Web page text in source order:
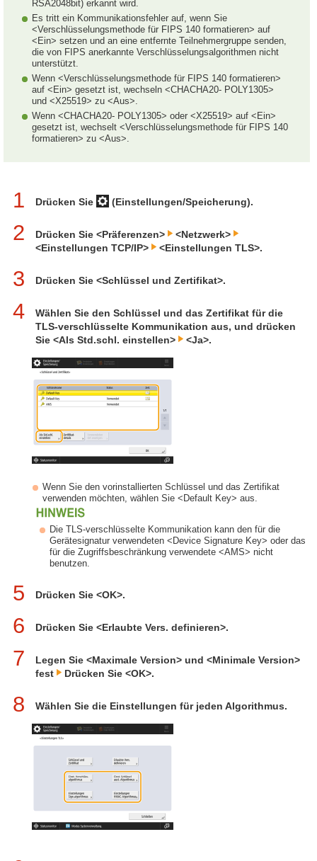
RSA2048bit) erkannt wird.
Es tritt ein Kommunikationsfehler auf, wenn Sie
<Verschlüsselungsmethode für FIPS 140 formatieren> auf
<Ein> setzen und an eine entfernte Teilnehmergruppe senden,
die von FIPS anerkannte Verschlüsselungsalgorithmen nicht
unterstützt.
Wenn <Verschlüsselungsmethode für FIPS 140 formatieren>
auf <Ein> gesetzt ist, wechseln <CHACHA20- POLY1305>
und <X25519> zu <Aus>.
Wenn <CHACHA20- POLY1305> oder <X25519> auf <Ein>
gesetzt ist, wechselt <Verschlüsselungsmethode für FIPS 140
formatieren> zu <Aus>.
1 Drücken Sie (Einstellungen/Speicherung).
2 Drücken Sie <Präferenzen>
<Netzwerk>
<Einstellungen TCP/IP>
<Einstellungen TLS>.
3 Drücken Sie <Schlüssel und Zertifikat>.
4
Wählen Sie den Schlüssel und das Zertifikat für die
TLS-verschlüsselte Kommunikation aus, und drücken
Sie <Als Std.schl. einstellen>
<Ja>.
Wenn Sie den vorinstallierten Schlüssel und das Zertifikat
verwenden möchten, wählen Sie <Default Key> aus.
Die TLS-verschlüsselte Kommunikation kann den für die
Gerätesignatur verwendeten <Device Signature Key> oder das
für die Zugriffsbeschränkung verwendete <AMS> nicht
benutzen.
5 Drücken Sie <OK>.
6 Drücken Sie <Erlaubte Vers. definieren>.
7
Legen Sie <Maximale Version> und <Minimale Version>
fest
Drücken Sie <OK>.
8 Wählen Sie die Einstellungen für jeden Algorithmus.